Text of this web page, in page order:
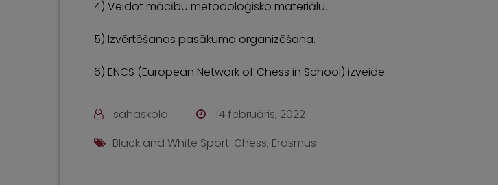
4) Veidot mācību metodoloģisko materiālu.
5) Izvērtēšanas pasākuma organizēšana.
6) ENCS (European Network of Chess in School) izveide.
sahaskola
14 februāris, 2022
Black and White Sport: Chess, Erasmus